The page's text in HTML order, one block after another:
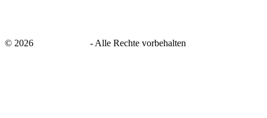
© 2026 - Alle Rechte vorbehalten